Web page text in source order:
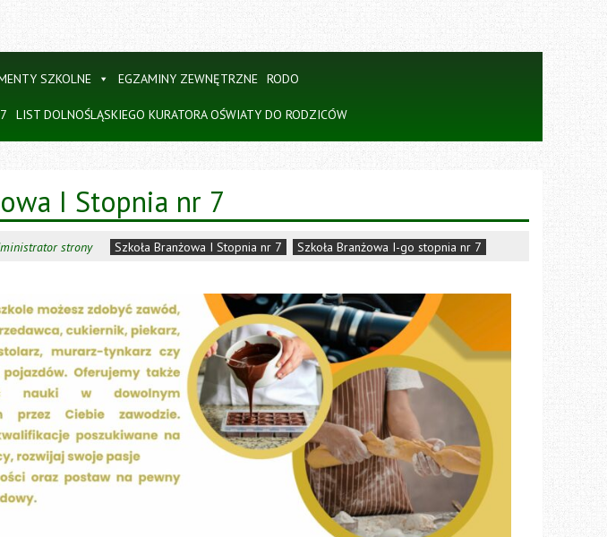
SZKOLNE EGZAMINY ZEWNĘTRZNE RODO
LIST DOLNOŚLĄSKIEGO KURATORA OŚWIATY DO RODZICÓW
I Stopnia nr 7
strony Szkoła Branżowa I Stopnia nr 7 Szkoła Branżowa I-go stopnia nr 7